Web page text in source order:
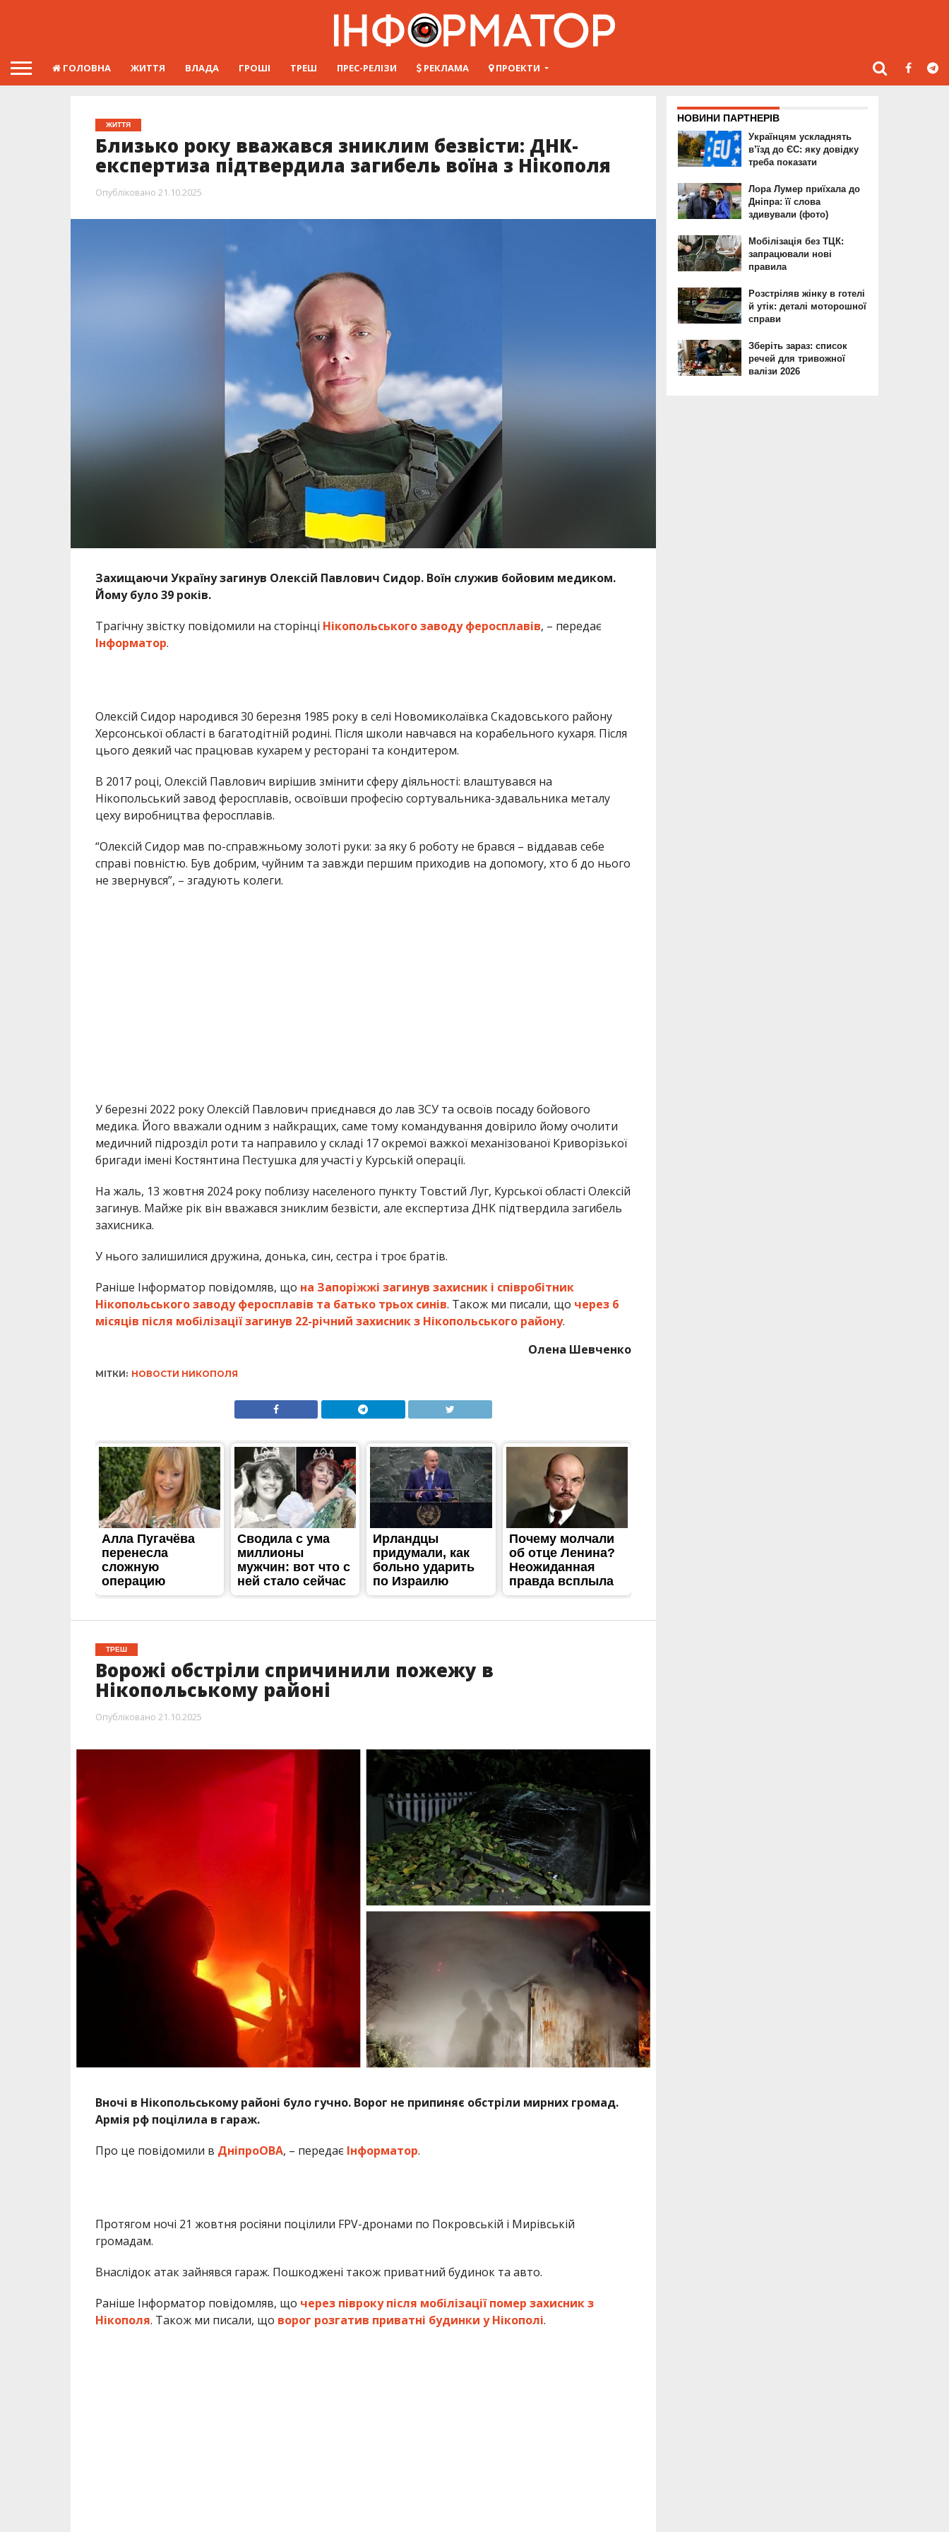
ГОЛОВНА ЖИТТЯ ВЛАДА ГРОШІ ТРЕШ ПРЕС-РЕЛІЗИ РЕКЛАМА ПРОЕКТИ
ЖИТТЯ
Близько року вважався зниклим безвісти: ДНК-
експертиза підтвердила загибель воїна з Нікополя
Опубліковано 21.10.2025
Захищаючи Україну загинув Олексій Павлович Сидор. Воїн служив бойовим медиком.
Йому було 39 років.
Трагічну звістку повідомили на сторінці Нікопольського заводу феросплавів, – передає
Інформатор.
Олексій Сидор народився 30 березня 1985 року в селі Новомиколаївка Скадовського району
Херсонської області в багатодітній родині. Після школи навчався на корабельного кухаря. Після
цього деякий час працював кухарем у ресторані та кондитером.
В 2017 році, Олексій Павлович вирішив змінити сферу діяльності: влаштувався на
Нікопольський завод феросплавів, освоївши професію сортувальника-здавальника металу
цеху виробництва феросплавів.
“Олексій Сидор мав по-справжньому золоті руки: за яку б роботу не брався – віддавав себе
справі повністю. Був добрим, чуйним та завжди першим приходив на допомогу, хто б до нього
не звернувся”, – згадують колеги.
У березні 2022 року Олексій Павлович приєднався до лав ЗСУ та освоїв посаду бойового
медика. Його вважали одним з найкращих, саме тому командування довірило йому очолити
медичний підрозділ роти та направило у складі 17 окремої важкої механізованої Криворізької
бригади імені Костянтина Пестушка для участі у Курській операції.
На жаль, 13 жовтня 2024 року поблизу населеного пункту Товстий Луг, Курської області Олексій
загинув. Майже рік він вважався зниклим безвісти, але експертиза ДНК підтвердила загибель
захисника.
У нього залишилися дружина, донька, син, сестра і троє братів.
Раніше Інформатор повідомляв, що на Запоріжжі загинув захисник і співробітник
Нікопольського заводу феросплавів та батько трьох синів. Також ми писали, що через 6
місяців після мобілізації загинув 22-річний захисник з Нікопольського району.
Олена Шевченко
МІТКИ: НОВОСТИ НИКОПОЛЯ
ТРЕШ
Ворожі обстріли спричинили пожежу в
Нікопольському районі
Опубліковано 21.10.2025
Вночі в Нікопольському районі було гучно. Ворог не припиняє обстріли мирних громад.
Армія рф поцілила в гараж.
Про це повідомили в ДніпроОВА, – передає Інформатор.
Протягом ночі 21 жовтня росіяни поцілили FPV-дронами по Покровській і Мирівській
громадам.
Внаслідок атак зайнявся гараж. Пошкоджені також приватний будинок та авто.
Раніше Інформатор повідомляв, що через півроку після мобілізації помер захисник з
Нікополя. Також ми писали, що ворог розгатив приватні будинки у Нікополі.